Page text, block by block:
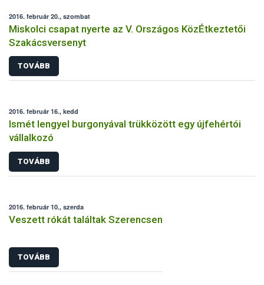
2016. február 20., szombat
Miskolci csapat nyerte az V. Országos KözÉtkeztetői
Szakácsversenyt
TOVÁBB
2016. február 16., kedd
Ismét lengyel burgonyával trükközött egy újfehértói
vállalkozó
TOVÁBB
2016. február 10., szerda
Veszett rókát találtak Szerencsen
TOVÁBB